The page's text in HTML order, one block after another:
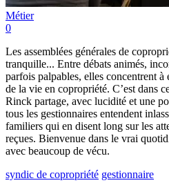
Métier
0
Les assemblées générales de
tranquille... Entre débats animés,
parfois palpables, elles concentrent
de la vie en copropriété. C’est dans
Rinck partage, avec lucidité et une
tous les gestionnaires entendent
familiers qui en disent long sur les
reçues. Bienvenue dans le vrai
avec beaucoup de vécu.
syndic de copropriété gestionnaire